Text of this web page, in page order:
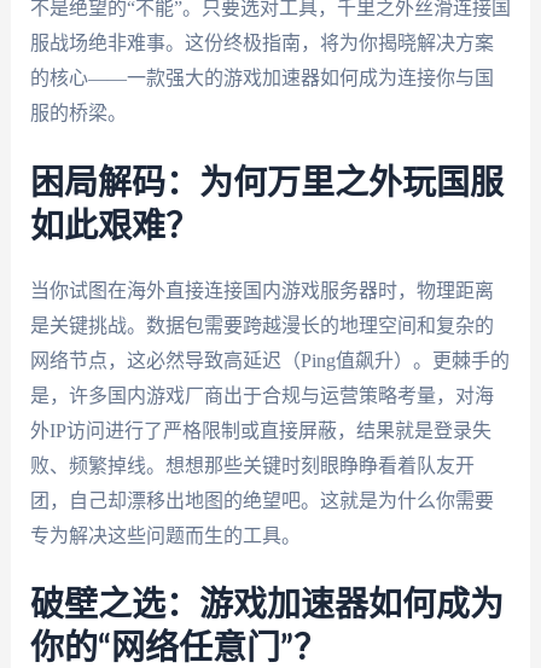
不是绝望的“不能”。只要选对工具，千里之外丝滑连接国
服战场绝非难事。这份终极指南，将为你揭晓解决方案
的核心——一款强大的游戏加速器如何成为连接你与国
服的桥梁。
困局解码：为何万里之外玩国服
如此艰难？
当你试图在海外直接连接国内游戏服务器时，物理距离
是关键挑战。数据包需要跨越漫长的地理空间和复杂的
网络节点，这必然导致高延迟（Ping值飙升）。更棘手的
是，许多国内游戏厂商出于合规与运营策略考量，对海
外IP访问进行了严格限制或直接屏蔽，结果就是登录失
败、频繁掉线。想想那些关键时刻眼睁睁看着队友开
团，自己却漂移出地图的绝望吧。这就是为什么你需要
专为解决这些问题而生的工具。
破壁之选：游戏加速器如何成为
你的“网络任意门”？